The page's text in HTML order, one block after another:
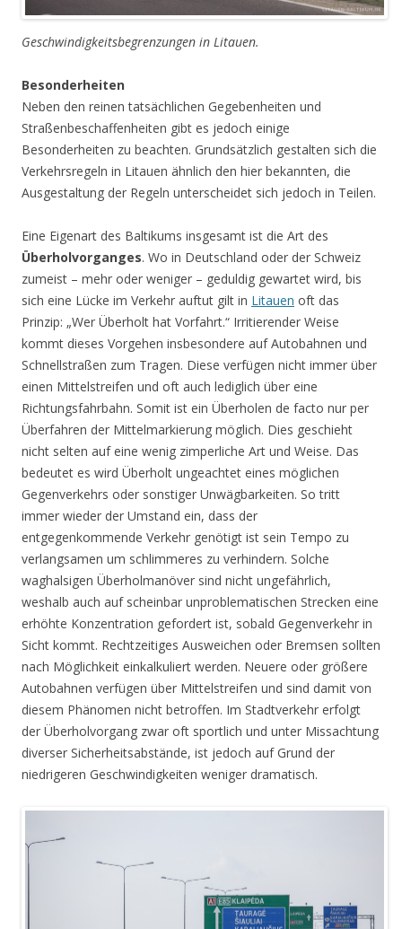
Geschwindigkeitsbegrenzungen in Litauen.
Besonderheiten
Neben den reinen tatsächlichen Gegebenheiten und
Straßenbeschaffenheiten gibt es jedoch einige
Besonderheiten zu beachten. Grundsätzlich gestalten sich die
Verkehrsregeln in Litauen ähnlich den hier bekannten, die
Ausgestaltung der Regeln unterscheidet sich jedoch in Teilen.
Eine Eigenart des Baltikums insgesamt ist die Art des
Überholvorganges. Wo in Deutschland oder der Schweiz
zumeist – mehr oder weniger – geduldig gewartet wird, bis
sich eine Lücke im Verkehr auftut gilt in Litauen oft das
Prinzip: „Wer Überholt hat Vorfahrt.“ Irritierender Weise
kommt dieses Vorgehen insbesondere auf Autobahnen und
Schnellstraßen zum Tragen. Diese verfügen nicht immer über
einen Mittelstreifen und oft auch lediglich über eine
Richtungsfahrbahn. Somit ist ein Überholen de facto nur per
Überfahren der Mittelmarkierung möglich. Dies geschieht
nicht selten auf eine wenig zimperliche Art und Weise. Das
bedeutet es wird Überholt ungeachtet eines möglichen
Gegenverkehrs oder sonstiger Unwägbarkeiten. So tritt
immer wieder der Umstand ein, dass der
entgegenkommende Verkehr genötigt ist sein Tempo zu
verlangsamen um schlimmeres zu verhindern. Solche
waghalsigen Überholmanöver sind nicht ungefährlich,
weshalb auch auf scheinbar unproblematischen Strecken eine
erhöhte Konzentration gefordert ist, sobald Gegenverkehr in
Sicht kommt. Rechtzeitiges Ausweichen oder Bremsen sollten
nach Möglichkeit einkalkuliert werden. Neuere oder größere
Autobahnen verfügen über Mittelstreifen und sind damit von
diesem Phänomen nicht betroffen. Im Stadtverkehr erfolgt
der Überholvorgang zwar oft sportlich und unter Missachtung
diverser Sicherheitsabstände, ist jedoch auf Grund der
niedrigeren Geschwindigkeiten weniger dramatisch.